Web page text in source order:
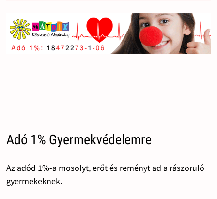
Adó 1% Gyermekvédelemre
Az adód 1%-a mosolyt, erőt és reményt ad a rászoruló
gyermekeknek.